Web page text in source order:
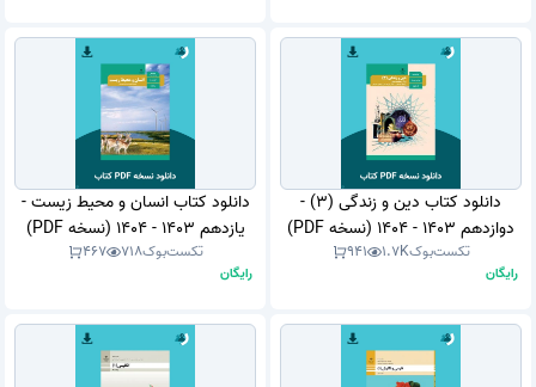
دانلود کتاب دین و زندگی (3) -
دوازدهم 1403 - 1404 (نسخه PDF)
تکست‌بوک1.7K
941
رایگان
دانلود کتاب انسان و محیط زیست -
یازدهم 1403 - 1404 (نسخه PDF)
تکست‌بوک718
467
رایگان